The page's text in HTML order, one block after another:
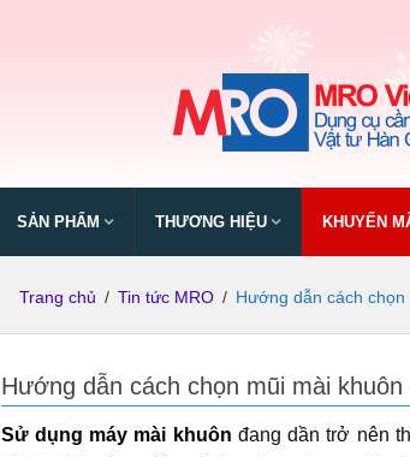
SẢN PHẨM THƯƠNG HIỆU KHUYẾN
Trang chủ / Tin tức MRO / Hướng dẫn cách
Hướng dẫn cách chọn mũi mài
Sửdụng máy mài khuôn đang dần trở nên